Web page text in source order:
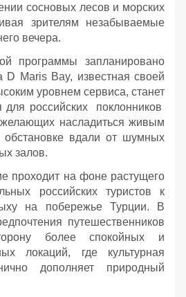
сосновых лесов и морских
зрителям незабываемые
вечера.
программы запланировано
Maris Bay, известная своей
уровнем сервиса, станет
для российских поклонников
желающих насладиться живым
обстановке вдали от шумных
залов.
проходит на фоне растущего
российских туристов к
на побережье Турции. В
путешественников
более спокойных и
локаций, где культурная
дополняет природный